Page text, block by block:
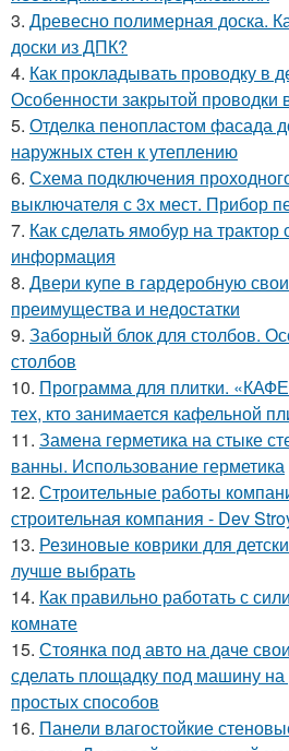
3. Древесно полимерная доска.
доски из ДПК?
4. Как прокладывать проводку в
Особенности закрытой
5. Отделка пенопластом фасада
наружных стен к утеплению
6. Схема подключения
выключателя с 3х мест. Прибор
7. Как сделать ямобур на
информация
8. Двери купе в гардеробную
преимущества и недостатки
9. Заборный блок для столбов.
столбов
10. Программа для плитки.
тех, кто занимается кафельной
11. Замена герметика на стыке
ванны. Использование герметика
12. Строительные работы
строительная компания - Dev
13. Резиновые коврики для
лучше выбрать
14. Как правильно работать с
комнате
15. Стоянка под авто на даче
сделать площадку под машину
простых способов
16. Панели влагостойкие